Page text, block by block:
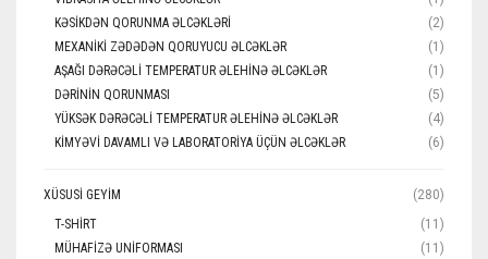
KƏSIKDƏN QORUNMA ƏLCƏKLƏRI
(2)
MEXANIKI ZƏDƏDƏN QORUYUCU ƏLCƏKLƏR
(1)
AŞAĞI DƏRƏCƏLI TEMPERATUR ƏLEHINƏ ƏLCƏKLƏR
(1)
DƏRININ QORUNMASI
(5)
YÜKSƏK DƏRƏCƏLI TEMPERATUR ƏLEHINƏ ƏLCƏKLƏR
(4)
KIMYƏVI DAVAMLI VƏ LABORATORIYA ÜÇÜN ƏLCƏKLƏR
(6)
XÜSUSI GEYIM
(280)
T-SHIRT
(11)
MÜHAFIZƏ UNIFORMASI
(11)